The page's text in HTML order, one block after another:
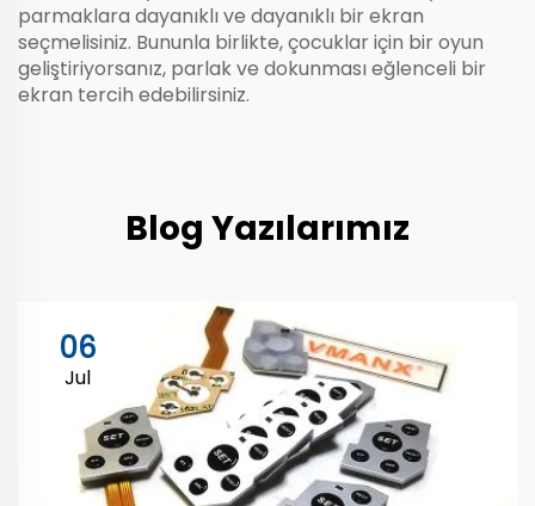
parmaklara dayanıklı ve dayanıklı bir ekran
seçmelisiniz. Bununla birlikte, çocuklar için bir oyun
geliştiriyorsanız, parlak ve dokunması eğlenceli bir
ekran tercih edebilirsiniz.
Blog Yazılarımız
06
Jul